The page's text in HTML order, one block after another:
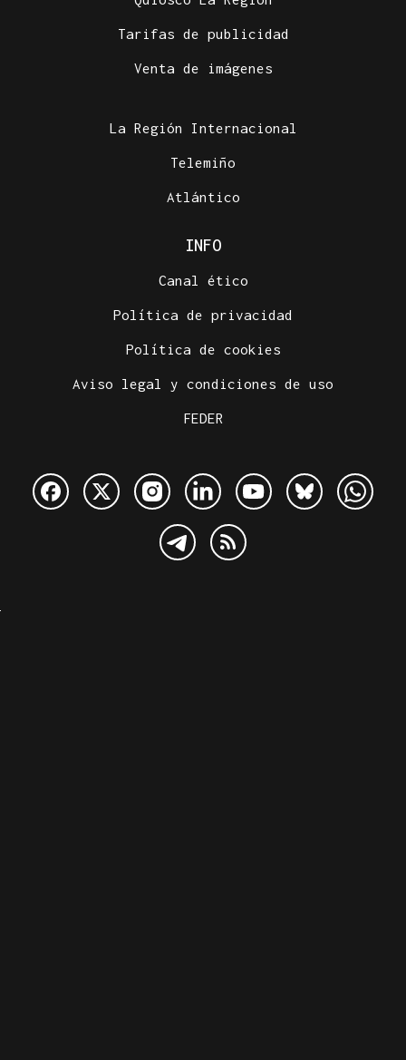
Tarifas de publicidad
Venta de imágenes
La Región Internacional
Telemiño
Atlántico
INFO
Canal ético
Política de privacidad
Política de cookies
Aviso legal y condiciones de uso
FEDER